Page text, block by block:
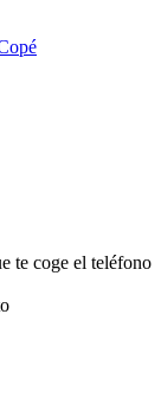
te coge el teléfono